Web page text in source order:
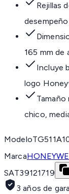
Rejillas
165 mm de
Incluye
logo
Tamaño
chico,
Modelo
Marca
SAT39121719
3 años de